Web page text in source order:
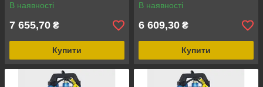
В наявності
7 655,70 ₴
Купити
В наявності
6 609,30 ₴
Купити